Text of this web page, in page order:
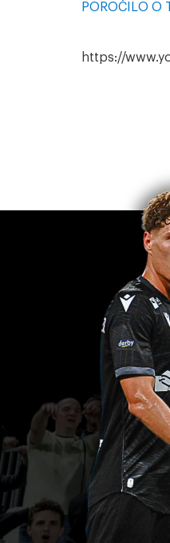
POROČILO O
https://